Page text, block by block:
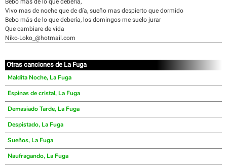
Bebo más de lo que debería,
Vivo mas de noche que de día, sueño mas despierto que dormido
Bebo más de lo que debería, los domingos me suelo jurar
Que cambiare de vida
Niko-Loko_@hotmail.com
Otras canciones de La Fuga
Maldita Noche, La Fuga
Espinas de cristal, La Fuga
Demasiado Tarde, La Fuga
Despistado, La Fuga
Sueños, La Fuga
Naufragando, La Fuga